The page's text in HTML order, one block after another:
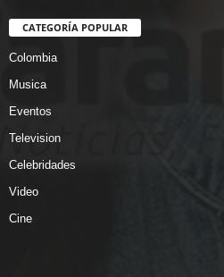
CATEGORÍA POPULAR
Colombia
Musica
Eventos
Television
Celebridades
Video
Cine